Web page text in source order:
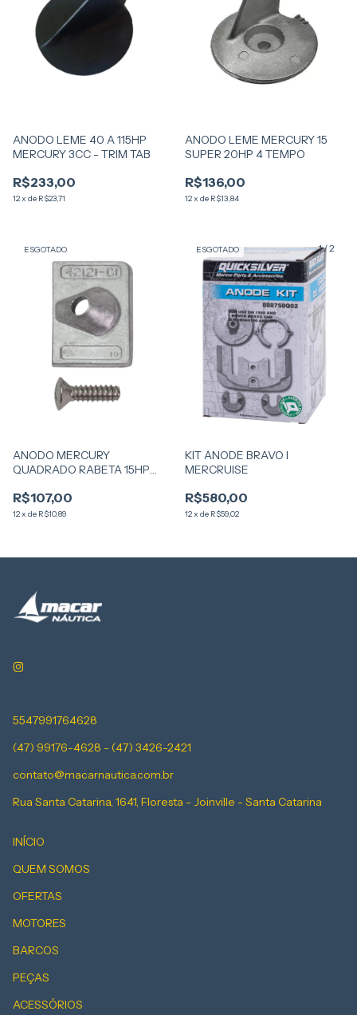
ANODO LEME 40 A 115HP
MERCURY 3CC - TRIM TAB
R$233,00
12x de R$23,71
ANODO LEME MERCURY 15
SUPER 20HP 4 TEMPO
R$136,00
12x de R$13,84
ESGOTADO
ANODO MERCURY
QUADRADO RABETA 15HP
R$107,00
12x de R$10,89
1/2
ESGOTADO
KIT ANODE BRAVO I
MERCRUISE
R$580,00
12x de R$59,02
5547991764628
(47) 99176-4628 - (47) 3426-2421
contato@macarnautica.com.br
Rua Santa Catarina, 1641, Floresta - Joinville - Santa Catarina
INÍCIO
QUEM SOMOS
OFERTAS
MOTORES
BARCOS
PEÇAS
ACESSÓRIOS